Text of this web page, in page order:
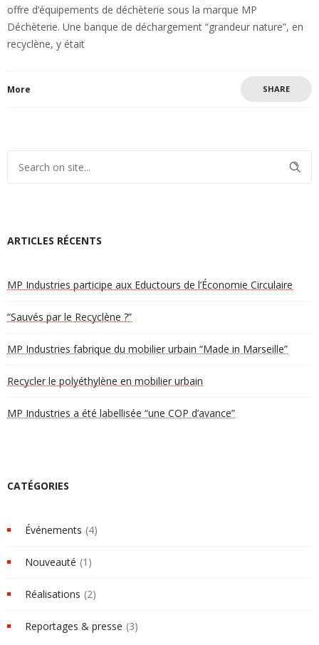
offre d’équipements de déchèterie sous la marque MP
Déchèterie. Une banque de déchargement “grandeur nature”, en
recyclène, y était
More SHARE
ARTICLES RÉCENTS
MP Industries participe aux Eductours de l’Économie Circulaire
“Sauvés par le Recyclène ?”
MP Industries fabrique du mobilier urbain “Made in Marseille”
Recycler le polyéthylène en mobilier urbain
MP Industries a été labellisée “une COP d’avance”
CATÉGORIES
Événements (4)
Nouveauté (1)
Réalisations (2)
Reportages & presse (3)